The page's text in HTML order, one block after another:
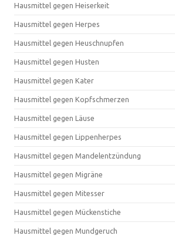
Hausmittel gegen Heiserkeit
Hausmittel gegen Herpes
Hausmittel gegen Heuschnupfen
Hausmittel gegen Husten
Hausmittel gegen Kater
Hausmittel gegen Kopfschmerzen
Hausmittel gegen Läuse
Hausmittel gegen Lippenherpes
Hausmittel gegen Mandelentzündung
Hausmittel gegen Migräne
Hausmittel gegen Mitesser
Hausmittel gegen Mückenstiche
Hausmittel gegen Mundgeruch